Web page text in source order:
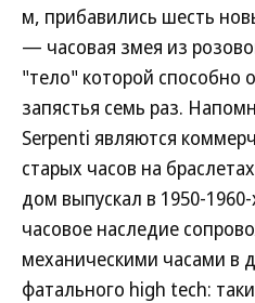
м, прибавились шесть
— часовая змея из
"тело" которой способно
запястья семь раз.
Serpenti являются
старых часов на
дом выпускал в 1950-
часовое наследие
механическими часами в
фатального high tech: